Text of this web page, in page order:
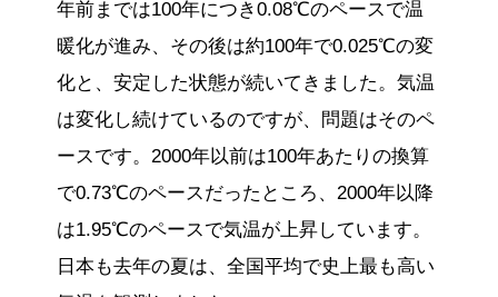
年前までは100年につき0.08℃のペースで温
暖化が進み、その後は約100年で0.025℃の変
化と、安定した状態が続いてきました。気温
は変化し続けているのですが、問題はそのペ
ースです。2000年以前は100年あたりの換算
で0.73℃のペースだったところ、2000年以降
は1.95℃のペースで気温が上昇しています。
日本も去年の夏は、全国平均で史上最も高い